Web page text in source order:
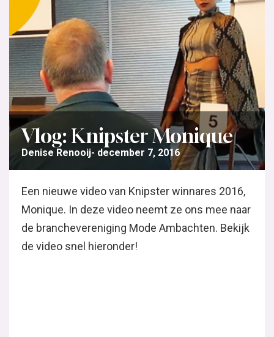
Vlog: Knipster Monique
Denise Renooij december 7, 2016
Een nieuwe video van Knipster winnares 2016,
Monique. In deze video neemt ze ons mee naar
de branchevereniging Mode Ambachten. Bekijk
de video snel hieronder!